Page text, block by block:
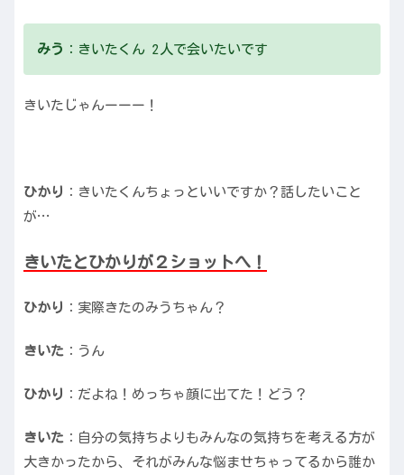
みう ：きいたくん 2人で会いたいです
きいたじゃんーーー！
ひかり ：きいたくんちょっといいですか？話したいこと
が…
きいたとひかりが２ショットへ！
ひかり ：実際きたのみうちゃん？
きいた ：うん
ひかり ：だよね！めっちゃ顔に出てた！どう？
きいた ：自分の気持ちよりもみんなの気持ちを考える方が
大きかったから、それがみんな悩ませちゃってるから誰か